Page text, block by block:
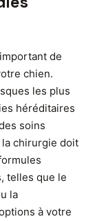
de
chien.
les plus
héréditaires
soins
la chirurgie doit
telles que le
la
à votre